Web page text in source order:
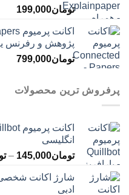
تومان199,000
پژوهش و رفرنس
تومان799,000
پرفروش ترین محصولات
انگلیسی
تومان145,000
–
ادبی